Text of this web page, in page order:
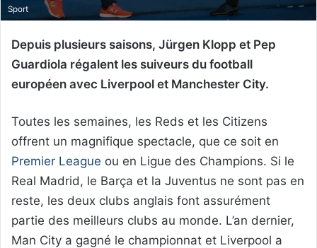
Sport
Depuis plusieurs saisons, Jürgen Klopp et Pep
Guardiola régalent les suiveurs du football
européen avec Liverpool et Manchester City.
Toutes les semaines, les Reds et les Citizens
offrent un magnifique spectacle, que ce soit en
Premier League ou en Ligue des Champions. Si le
Real Madrid, le Barça et la Juventus ne sont pas en
reste, les deux clubs anglais font assurément
partie des meilleurs clubs au monde. L’an dernier,
Man City a gagné le championnat et Liverpool a